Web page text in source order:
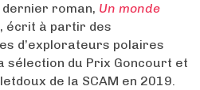
dernier roman, Un monde
écrit à partir des
d’explorateurs polaires
sélection du Prix Goncourt et
de la SCAM en 2019.